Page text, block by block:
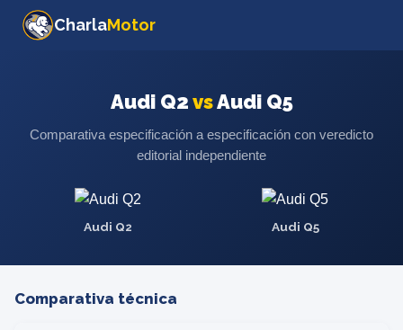
CharlaMotor
Audi Q2vsAudi Q5
Comparativa especificación a especificación con veredicto
editorial independiente
Audi Q2 Audi Q5
Comparativa técnica